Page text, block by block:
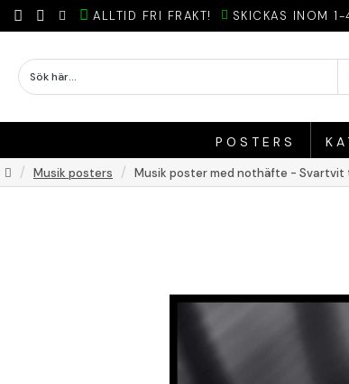
ALLTID FRI FRAKT! SKICKAS INOM 1-
POSTERS
Musik posters Musik poster med nothäfte - Svartvit